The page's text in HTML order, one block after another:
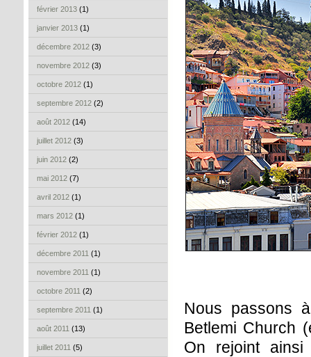
février 2013 (1)
janvier 2013 (1)
décembre 2012 (3)
novembre 2012 (3)
octobre 2012 (1)
septembre 2012 (2)
août 2012 (14)
juillet 2012 (3)
juin 2012 (2)
mai 2012 (7)
avril 2012 (1)
mars 2012 (1)
février 2012 (1)
décembre 2011 (1)
novembre 2011 (1)
octobre 2011 (2)
septembre 2011 (1)
août 2011 (13)
juillet 2011 (5)
Nous passons
Betlemi Church
On rejoint